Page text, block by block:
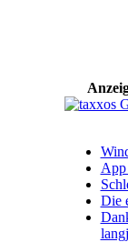
App
Die